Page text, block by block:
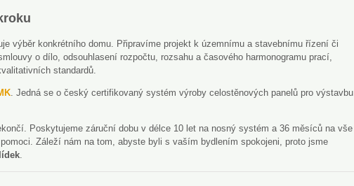
výběr konkrétního domu. Připravíme projekt k územnímu a stavebnímu řízení či
o dílo, odsouhlasení rozpočtu, rozsahu a časového harmonogramu prací,
standardů.
. Jedná se o český certifikovaný systém výroby celostěnových panelů pro výstavbu
Poskytujeme záruční dobu v délce 10 let na nosný systém a 36 měsíců na vše
Záleží nám na tom, abyste byli s vaším bydlením spokojeni, proto jsme